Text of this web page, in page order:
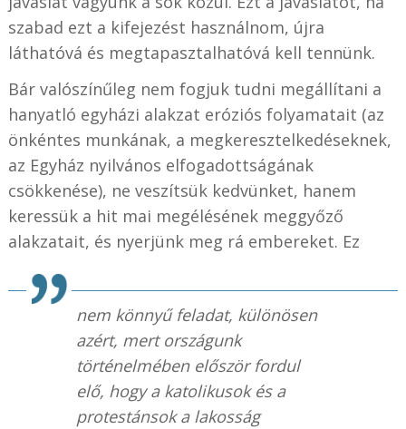
szabad ezt a kifejezést használnom, újra
láthatóvá és megtapasztalhatóvá kell tennünk.
Bár valószínűleg nem fogjuk tudni megállítani a
hanyatló egyházi alakzat eróziós folyamatait (az
önkéntes munkának, a megkeresztelkedéseknek,
az Egyház nyilvános elfogadottságának
csökkenése), ne veszítsük kedvünket, hanem
keressük a hit mai megélésének meggyőző
alakzatait, és nyerjünk meg rá embereket. Ez
nem könnyű feladat, különösen
azért, mert országunk
történelmében először fordul
elő, hogy a katolikusok és a
protestánsok a lakosság